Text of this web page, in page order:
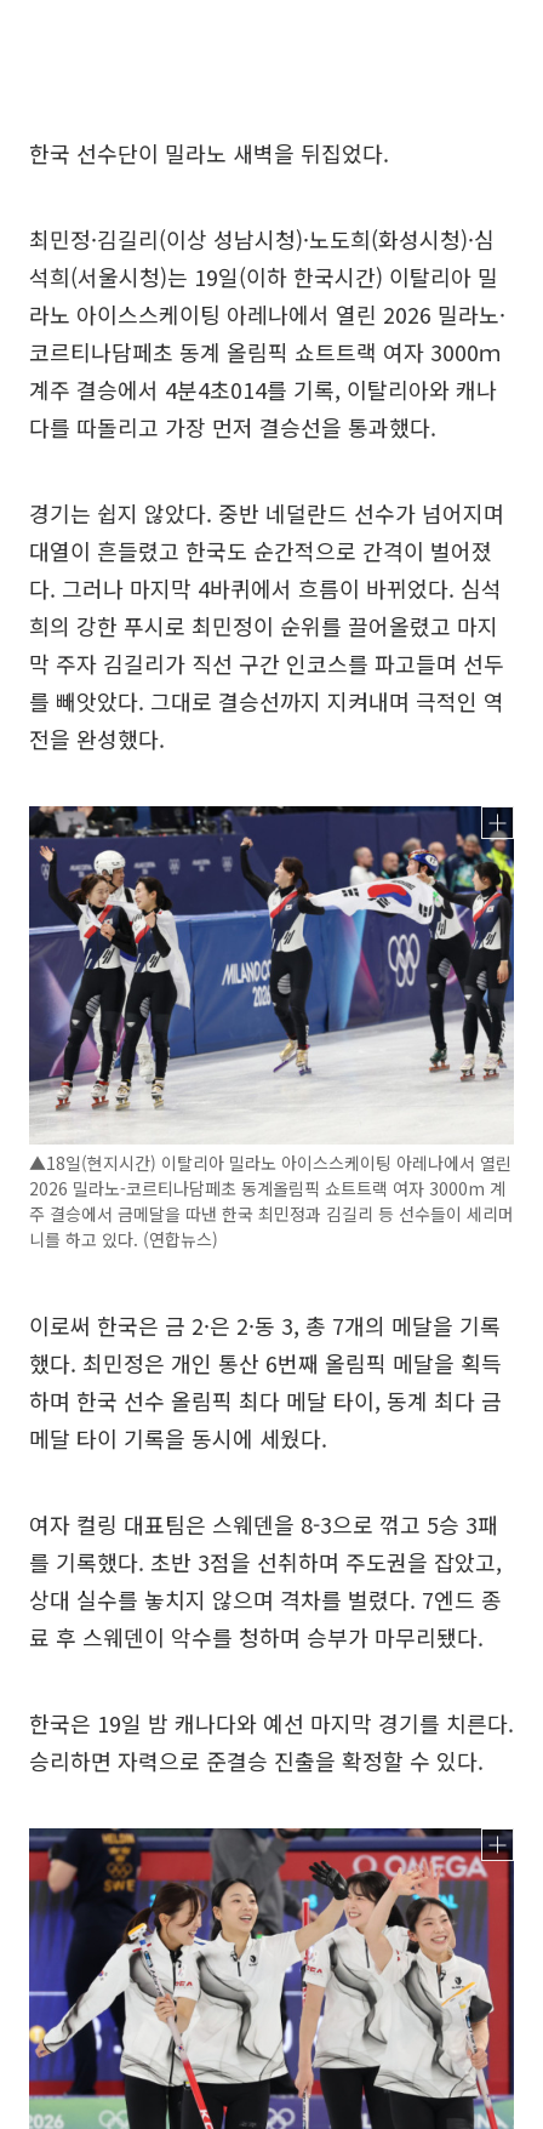
한국 선수단이 밀라노 새벽을 뒤집었다.
최민정·김길리(이상 성남시청)·노도희(화성시청)·심
석희(서울시청)는 19일(이하 한국시간) 이탈리아 밀
라노 아이스스케이팅 아레나에서 열린 2026 밀라노·
코르티나담페초 동계 올림픽 쇼트트랙 여자 3000ｍ
계주 결승에서 4분4초014를 기록, 이탈리아와 캐나
다를 따돌리고 가장 먼저 결승선을 통과했다.
경기는 쉽지 않았다. 중반 네덜란드 선수가 넘어지며
대열이 흔들렸고 한국도 순간적으로 간격이 벌어졌
다. 그러나 마지막 4바퀴에서 흐름이 바뀌었다. 심석
희의 강한 푸시로 최민정이 순위를 끌어올렸고 마지
막 주자 김길리가 직선 구간 인코스를 파고들며 선두
를 빼앗았다. 그대로 결승선까지 지켜내며 극적인 역
전을 완성했다.
▲18일(현지시간) 이탈리아 밀라노 아이스스케이팅 아레나에서 열린
2026 밀라노-코르티나담페초 동계올림픽 쇼트트랙 여자 3000m 계
주 결승에서 금메달을 따낸 한국 최민정과 김길리 등 선수들이 세리머
니를 하고 있다. (연합뉴스)
이로써 한국은 금 2·은 2·동 3, 총 7개의 메달을 기록
했다. 최민정은 개인 통산 6번째 올림픽 메달을 획득
하며 한국 선수 올림픽 최다 메달 타이, 동계 최다 금
메달 타이 기록을 동시에 세웠다.
여자 컬링 대표팀은 스웨덴을 8-3으로 꺾고 5승 3패
를 기록했다. 초반 3점을 선취하며 주도권을 잡았고,
상대 실수를 놓치지 않으며 격차를 벌렸다. 7엔드 종
료 후 스웨덴이 악수를 청하며 승부가 마무리됐다.
한국은 19일 밤 캐나다와 예선 마지막 경기를 치른다.
승리하면 자력으로 준결승 진출을 확정할 수 있다.